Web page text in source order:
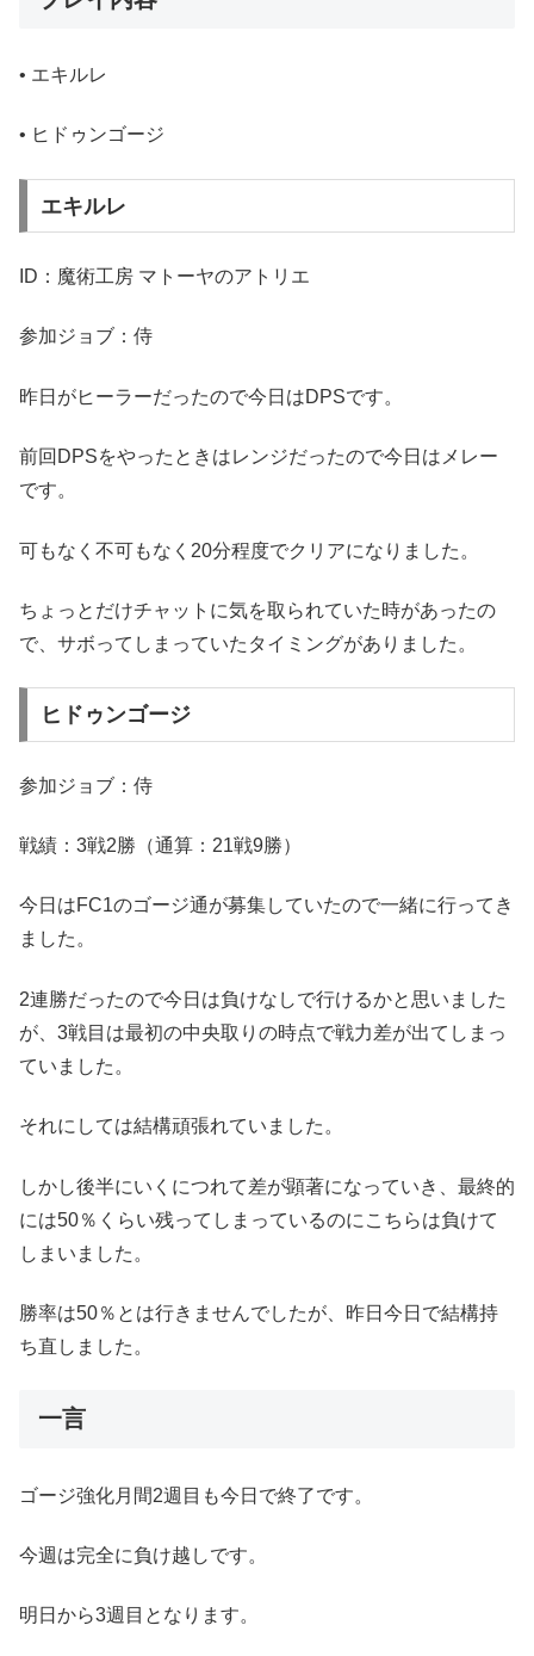
• エキルレ
• ヒドゥンゴージ
エキルレ
ID：魔術工房 マトーヤのアトリエ
参加ジョブ：侍
昨日がヒーラーだったので今日はDPSです。
前回DPSをやったときはレンジだったので今日はメレー
です。
可もなく不可もなく20分程度でクリアになりました。
ちょっとだけチャットに気を取られていた時があったの
で、サボってしまっていたタイミングがありました。
ヒドゥンゴージ
参加ジョブ：侍
戦績：3戦2勝（通算：21戦9勝）
今日はFC1のゴージ通が募集していたので一緒に行ってき
ました。
2連勝だったので今日は負けなしで行けるかと思いました
が、3戦目は最初の中央取りの時点で戦力差が出てしまっ
ていました。
それにしては結構頑張れていました。
しかし後半にいくにつれて差が顕著になっていき、最終的
には50％くらい残ってしまっているのにこちらは負けて
しまいました。
勝率は50％とは行きませんでしたが、昨日今日で結構持
ち直しました。
一言
ゴージ強化月間2週目も今日で終了です。
今週は完全に負け越しです。
明日から3週目となります。